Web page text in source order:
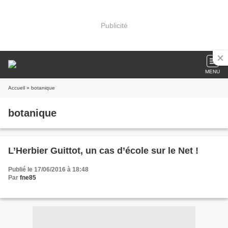
Publicité
MENU
Accueil » botanique
botanique
L’Herbier Guittot, un cas d’école sur le Net !
Publié le 17/06/2016 à 18:48
Par fne85